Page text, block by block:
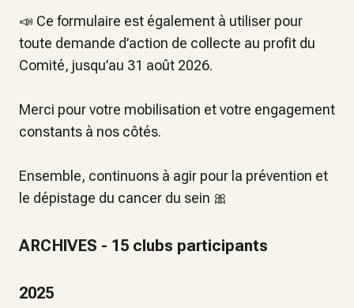
📣 Ce formulaire est également à utiliser pour
toute demande d’action de collecte au profit du
Comité, jusqu’au 31 août 2026.
Merci pour votre mobilisation et votre engagement
constants à nos côtés.
Ensemble, continuons à agir pour la prévention et
le dépistage du cancer du sein 🎀
ARCHIVES - 15 clubs participants
2025